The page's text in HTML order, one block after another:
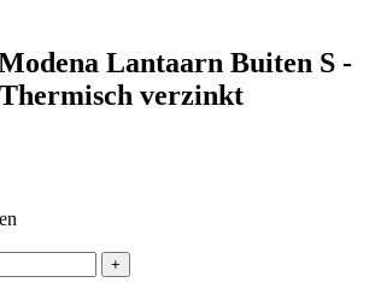
Lantaarn Buiten S -
verzinkt
+